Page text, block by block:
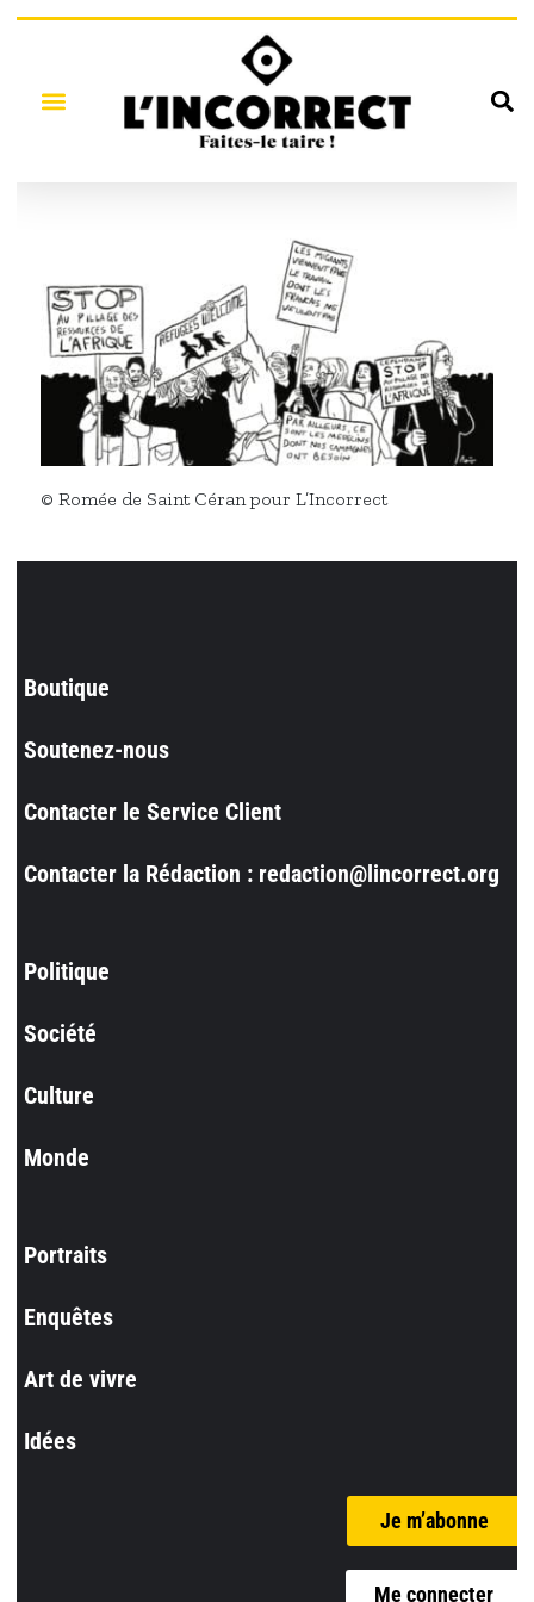
© Romée de Saint Céran pour L’Incorrect
Boutique
Soutenez-nous
Contacter le Service Client
Contacter la Rédaction : redaction@lincorrect.org
Politique
Société
Culture
Monde
Portraits
Enquêtes
Art de vivre
Idées
Je m’abonne
Me connecter